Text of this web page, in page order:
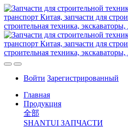
Войти Зарегистрированный
Главная
Продукция
全部
SHANTUI ЗАПЧАСТИ